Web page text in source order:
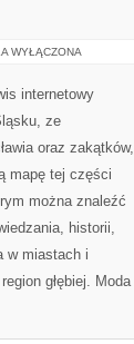
WYŁĄCZONA
internetowy
ze
oraz zakątków,
mapę tej części
można znaleźć
historii,
w miastach i
głębiej. Moda